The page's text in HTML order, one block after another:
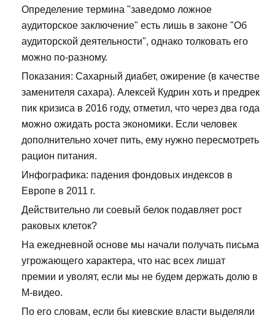
Определение термина "заведомо ложное
аудиторское заключение" есть лишь в законе "Об
аудиторской деятельности", однако толковать его
можно по-разному.
Показания: Сахарный диабет, ожирение (в качестве
заменителя сахара). Алексей Кудрин хоть и предрек
пик кризиса в 2016 году, отметил, что через два года
можно ожидать роста экономики. Если человек
дополнительно хочет пить, ему нужно пересмотреть
рацион питания.
Инфографика: падения фондовых индексов в
Европе в 2011 г.
Действительно ли соевый белок подавляет рост
раковых клеток?
На ежедневной основе мы начали получать письма
угрожающего характера, что нас всех лишат
премии и уволят, если мы не будем держать долю в
М-видео.
По его словам, если бы киевские власти выделяли